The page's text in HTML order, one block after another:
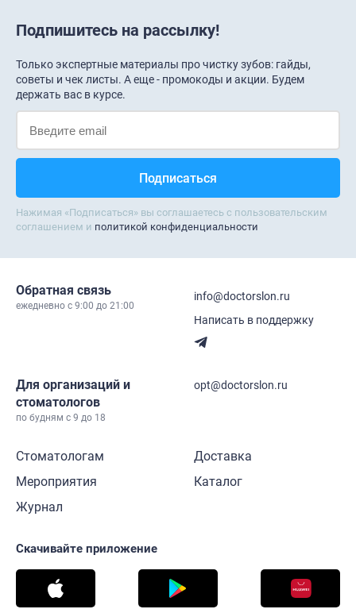
Подпишитесь на рассылку!
Только экспертные материалы про чистку зубов: гайды,
советы и чек листы. А еще - промокоды и акции. Будем
держать вас в курсе.
Нажимая «Подписаться» вы соглашаетесь с пользовательским
соглашением и политикой конфиденциальности
Обратная связь
ежедневно c 9:00 до 21:00
info@doctorslon.ru
Написать в поддержку
Для организаций и
стоматологов
по будням с 9 до 18
opt@doctorslon.ru
Стоматологам
Мероприятия
Журнал
Доставка
Каталог
Скачивайте приложение